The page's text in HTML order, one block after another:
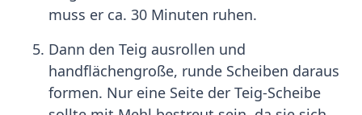
muss er ca. 30 Minuten ruhen.
Dann den Teig ausrollen und
handflächengroße, runde Scheiben daraus
formen. Nur eine Seite der Teig-Scheibe